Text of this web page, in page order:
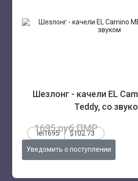
Шезлонг - качели EL
Teddy, со
1695 руб.ПМР
lei1695 $102.73
Уведомить о поступлении